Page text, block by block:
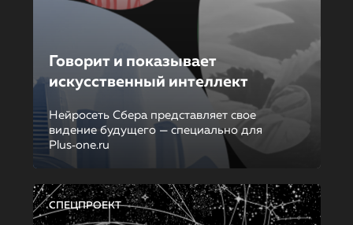
Говорит и показывает
искусственный интеллект
Нейросеть Сбера представляет свое
видение будущего — специально для
Plus‑one.ru
СПЕЦПРОЕКТ